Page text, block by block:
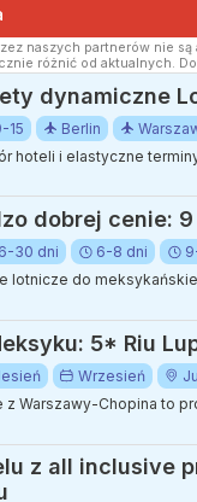
naszych partnerów nie
różnić od aktualnych.
dynamiczne
15 Berlin
hoteli i elastyczne
dobrej cenie:
30 dni 6-8 dni
lotnicze do
5* Riu
Wrzesień
Warszawy-Chopina to
z all inclusive